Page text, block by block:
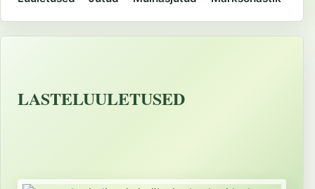
navigatsioon
LASTELUULETUSED